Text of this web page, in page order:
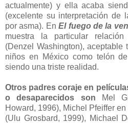
actualmente) y ella acaba
(excelente su interpretación de
por asma). EnEl fuego de la
muestra la particular
(Denzel Washington),
niños en México como telón
siendo una triste realidad.
Otros padres coraje en
o desaparecidos son Mel
Howard, 1996), Michel Pfeiffer en
(Ulu Grosbard, 1999), Michael